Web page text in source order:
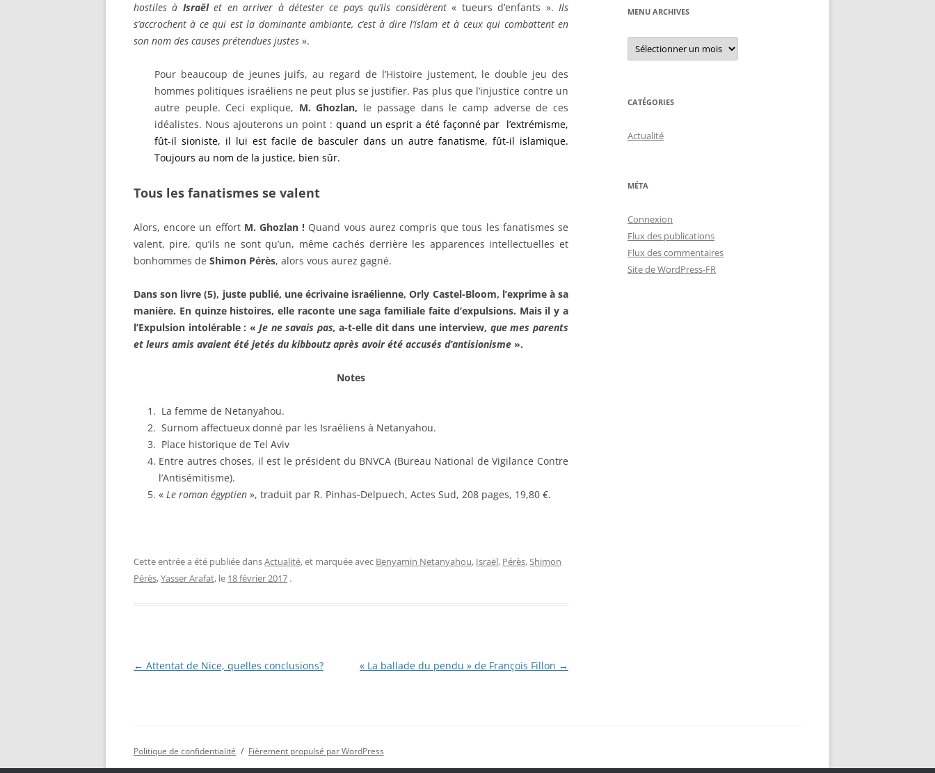
hostiles à Israëlet en arriver à détester ce pays qu’ils considèrent« tueurs d’enfants ». Ils
s’accrochent à ce qui est la dominante ambiante, c’est à dire l’islam et à ceux qui combattent en
son nom des causes prétendues justes ».
Pour beaucoup de jeunes juifs, au regard de l’Histoire justement, le double jeu des
hommes politiques israéliens ne peut plus se justifier. Pas plus que l’injustice contre un
autre peuple. Ceci explique, M. Ghozlan, le passage dans le camp adverse de ces
idéalistes. Nous ajouterons un point : quand un esprit a été façonné par l’extrémisme,
fût-il sioniste, il lui est facile de basculer dans un autre fanatisme, fût-il islamique.
Toujours au nom de la justice, bien sûr.
Tous les fanatismes se valent
Alors, encore un effort M. Ghozlan ! Quand vous aurez compris que tous les fanatismes se
valent, pire, qu’ils ne sont qu’un, même cachés derrière les apparences intellectuelles et
bonhommes de Shimon Pérès, alors vous aurez gagné.
Dans son livre (5), juste publié, une écrivaine israélienne, Orly Castel-Bloom, l’exprime à sa
manière. En quinze histoires, elle raconte une saga familialefaite d’expulsions. Mais il y a
l’Expulsion intolérable : «Je ne savais pas,a-t-elle dit dans une interview, que mes parents
et leurs amis avaient été jetés du kibboutz après avoir été accusés d’antisionisme ».
Notes
La femme de Netanyahou.
Surnom affectueux donné par les Israéliens à Netanyahou.
Place historique de Tel Aviv
Entre autres choses, il est le président du BNVCA (Bureau National de Vigilance Contre
l’Antisémitisme).
« Le roman égyptien », traduit par R. Pinhas-Delpuech, Actes Sud, 208 pages, 19,80 €.
Cette entrée a été publiée dansActualité, et marquée avec Benyamin Netanyahou, Israël, Pérès,Shimon
Pérès,Yasser Arafat, le 18 février 2017 .
Navigation
← Attentat de Nice, quelles conclusions? « La ballade du pendu » de François Fillon →
MENU ARCHIVES
Menu
archives
CATÉGORIES
Actualité
MÉTA
Connexion
Flux des publications
Flux des commentaires
Site de WordPress-FR
Politique de confidentialité Fièrement propulsé par WordPress